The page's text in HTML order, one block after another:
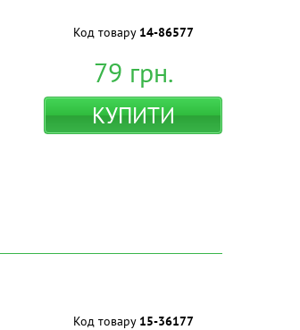
Код товару 14-86577
79 грн.
КУПИТИ
Код товару 15-36177